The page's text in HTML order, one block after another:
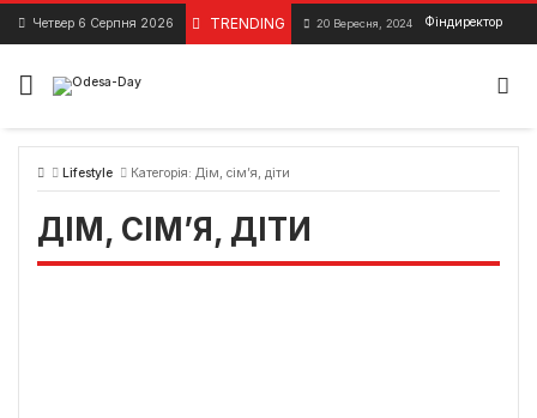
Skip
content
Четвер 6 Серпня 2026 TRENDING 20 Вересня, 2024 Фіндиректор
Lifestyle Категорія: Дім, сім’я, діти
ДІМ, СІМ’Я, ДІТИ